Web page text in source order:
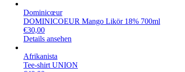
Dominicœur
DOMINICOEUR Mango Likör 18% 700ml
€30,00
Details ansehen
Afrikanista
Tee-shirt UNION